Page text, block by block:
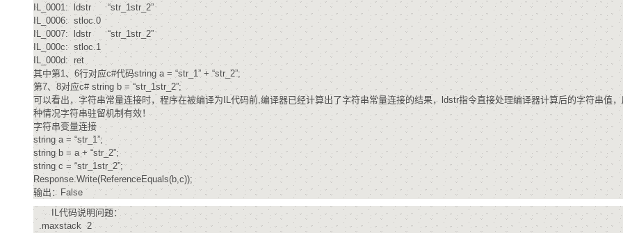
IL_0001: ldstr “str_1str_2”
IL_0006: stloc.0
IL_0007: ldstr “str_1str_2”
IL_000c: stloc.1
IL_000d: ret
其中第1、6行对应c#代码string a = “str_1” + “str_2”;
第7、8对应c# string b = “str_1str_2”;
可以看出，字符串常量连接时，程序在被编译为IL代码前,编译器已经计算出了字符串常量连接的结果，ldstr指令直接处理编译器计算后的字符串值
种情况字符串驻留机制有效！
字符串变量连接
string a = “str_1”;
string b = a + “str_2”;
string c = “str_1str_2”;
Response.Write(ReferenceEquals(b,c));
输出：False
IL代码说明问题：
.maxstack 2